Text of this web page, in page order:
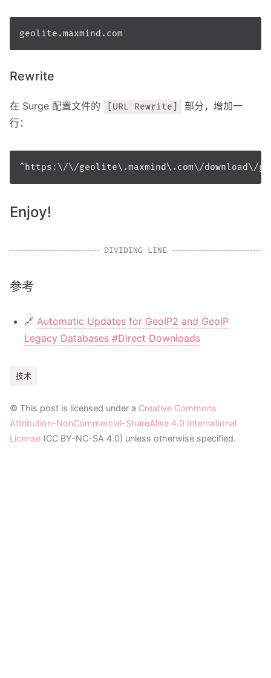
Rewrite
在 Surge 配置文件的 [URL Rewrite]
部分，增加一
行：
Enjoy!
参考
🔗 Automatic Updates for GeoIP2 and GeoIP
Legacy Databases #Direct Downloads
技术
© This post is licensed under a Creative Commons
Attribution-NonCommercial-ShareAlike 4.0 International
License (CC BY-NC-SA 4.0) unless otherwise specified.